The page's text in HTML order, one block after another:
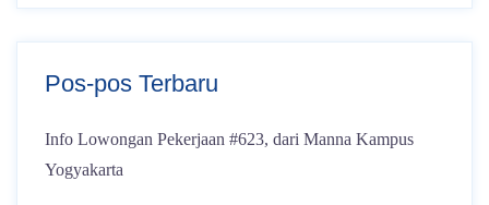
Pos-pos Terbaru
Info Lowongan Pekerjaan #623, dari Manna Kampus
Yogyakarta